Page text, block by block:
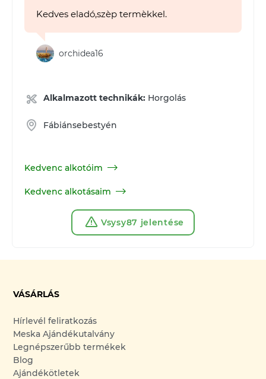
Kedves eladó,szèp termèkkel.
orchidea16
Alkalmazott technikák: Horgolás
Fábiánsebestyén
Kedvenc alkotóim
Kedvenc alkotásaim
Vsysy87 jelentése
VÁSÁRLÁS
Hírlevél feliratkozás
Meska Ajándékutalvány
Legnépszerűbb termékek
Blog
Ajándékötletek